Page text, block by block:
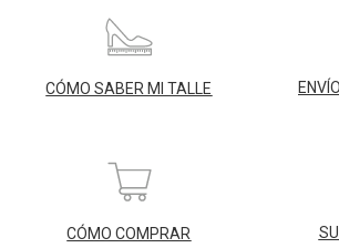
CÓMO SABER MI TALLE
CÓMO COMPRAR